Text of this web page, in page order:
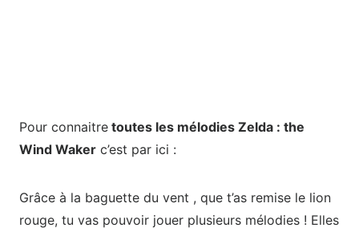
Pour connaitre toutes les mélodies Zelda : the
Wind Waker c’est par ici :
Grâce à la baguette du vent , que t’as remise le lion
rouge, tu vas pouvoir jouer plusieurs mélodies ! Elles